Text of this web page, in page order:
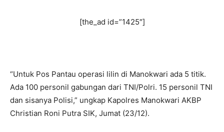
[the_ad id=”1425″]
“Untuk Pos Pantau operasi lilin di Manokwari ada 5 titik.
Ada 100 personil gabungan dari TNI/Polri. 15 personil TNI
dan sisanya Polisi,” ungkap Kapolres Manokwari AKBP
Christian Roni Putra SIK, Jumat (23/12).